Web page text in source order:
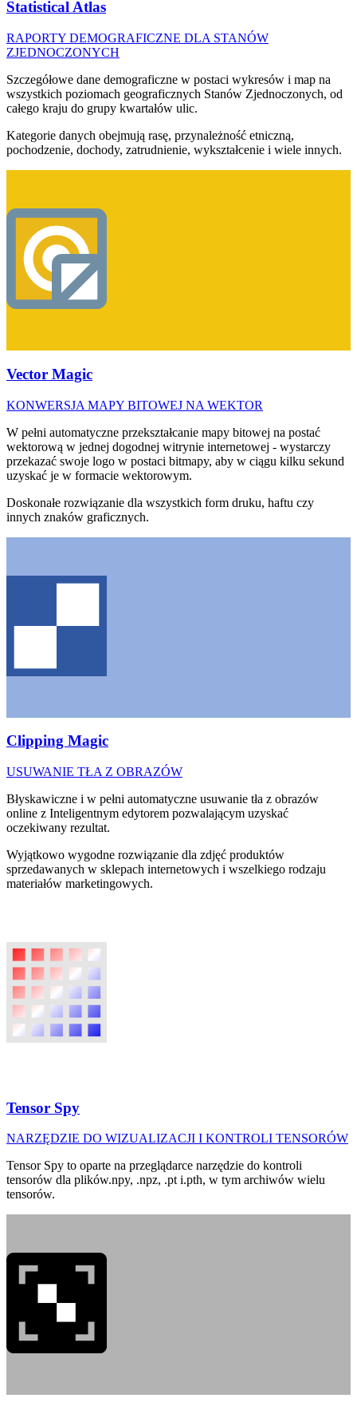
Statistical Atlas
RAPORTY DEMOGRAFICZNE DLA STANÓW
ZJEDNOCZONYCH
Szczegółowe dane demograficzne w postaci wykresów i map na
wszystkich poziomach geograficznych Stanów Zjednoczonych, od
całego kraju do grupy kwartałów ulic.
Kategorie danych obejmują rasę, przynależność etniczną,
pochodzenie, dochody, zatrudnienie, wykształcenie i wiele innych.
Vector Magic
KONWERSJA MAPY BITOWEJ NA WEKTOR
W pełni automatyczne przekształcanie mapy bitowej na postać
wektorową w jednej dogodnej witrynie internetowej - wystarczy
przekazać swoje logo w postaci bitmapy, aby w ciągu kilku sekund
uzyskać je w formacie wektorowym.
Doskonałe rozwiązanie dla wszystkich form druku, haftu czy
innych znaków graficznych.
Clipping Magic
USUWANIE TŁA Z OBRAZÓW
Błyskawiczne i w pełni automatyczne usuwanie tła z obrazów
online z Inteligentnym edytorem pozwalającym uzyskać
oczekiwany rezultat.
Wyjątkowo wygodne rozwiązanie dla zdjęć produktów
sprzedawanych w sklepach internetowych i wszelkiego rodzaju
materiałów marketingowych.
Tensor Spy
NARZĘDZIE DO WIZUALIZACJI I KONTROLI TENSORÓW
Tensor Spy to oparte na przeglądarce narzędzie do kontroli
tensorów dla plików.npy, .npz, .pt i.pth, w tym archiwów wielu
tensorów.